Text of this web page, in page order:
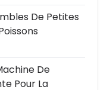
De Petites
De
Pour La